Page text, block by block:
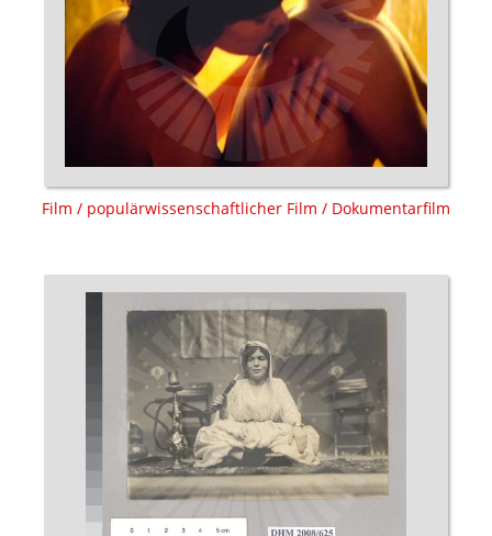
Film / populärwissenschaftlicher Film / Dokumentarfilm